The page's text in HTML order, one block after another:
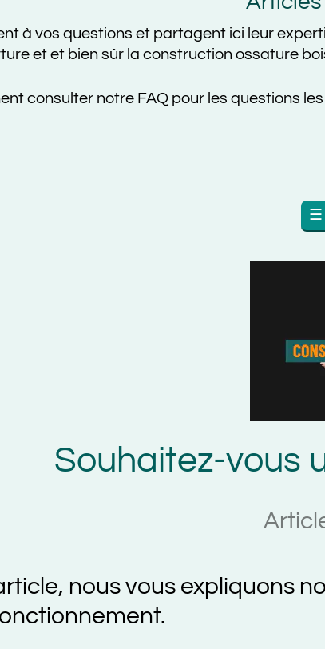
questions et partagent ici leur expertise et
bien sûr la construction ossature bois !
notre FAQ pour les questions les plus
Souhaitez-vous un
Article
nous vous expliquons notre